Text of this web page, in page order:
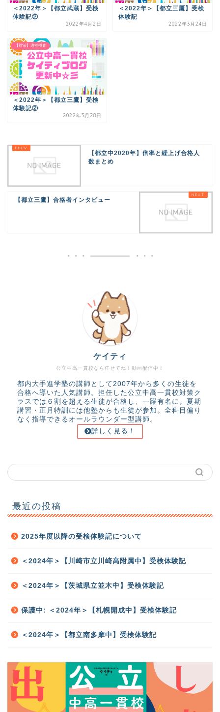
＜2022年＞【都立武蔵】受検
体験記②
2022年4月2日
＜2022年＞【都立三鷹】受検
体験記
2022年3月24日
【対策】適性検査
＜2022年＞【都立三鷹】受検
体験記②
2022年3月28日
【都立中2020年】倍率と繰上げ合格人
数まとめ
【都立三鷹】合格者インタビュー
公立中高一貫校なら任せてね！動画配信中！
ケイティ
都内大手進学塾の講師として2007年から多くの生徒を
合格へ導いた人気講師。担任した公立中高一貫校対策ク
ラスでは６割を超える生徒が合格し、一躍有名に。夏期
講習・正月特訓には他塾からも生徒が参加。全科目偏り
なく指導できるオールラウンダー型講師。
詳しく見る！
最近の投稿
2025年度以降の受検体験記について
＜2024年＞【川崎市立川崎高附属中】受検体験記
＜2024年＞【茨城県立並木中】受検体験記
保護中: ＜2024年＞【札幌開成中】受検体験記
＜2024年＞【都立南多摩中】受検体験記